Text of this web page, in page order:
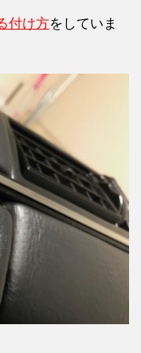
付け方をしていま